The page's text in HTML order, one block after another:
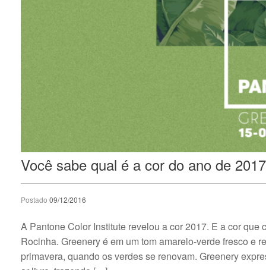
Você sabe qual é a cor do ano de
Postado 09/12/2016
A Pantone Color Institute revelou a cor 2017. E a cor
Rocinha. Greenery é em um tom amarelo-verde fresco e
primavera, quando os verdes se renovam. Greenery